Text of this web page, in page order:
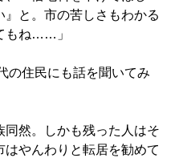
』と。市の苦しさもわかる
もね……」
の住民にも話を聞いてみ
同然。しかも残った人はそ
やんわりと転居を勧めて